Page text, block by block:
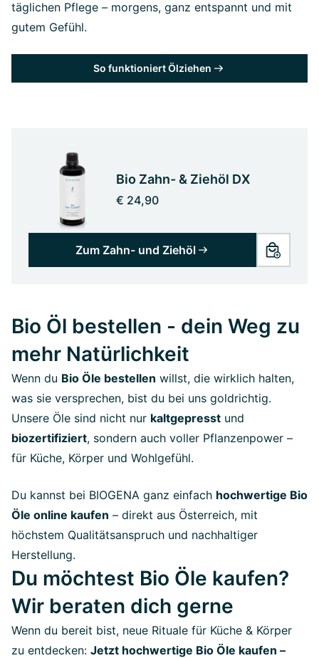
täglichen Pflege – morgens, ganz entspannt und mit
gutem Gefühl.
So funktioniert Ölziehen
Bio Zahn- & Ziehöl DX
€ 24,90
Zum Zahn- und Ziehöl
Bio Öl bestellen - dein Weg zu
mehr Natürlichkeit
Wenn du Bio Öle bestellen willst, die wirklich halten,
was sie versprechen, bist du bei uns goldrichtig.
Unsere Öle sind nicht nur kaltgepresst und
biozertifiziert, sondern auch voller Pflanzenpower –
für Küche, Körper und Wohlgefühl.
Du kannst bei BIOGENA ganz einfach hochwertige Bio
Öle online kaufen – direkt aus Österreich, mit
höchstem Qualitätsanspruch und nachhaltiger
Herstellung.
Du möchtest Bio Öle kaufen?
Wir beraten dich gerne
Wenn du bereit bist, neue Rituale für Küche & Körper
zu entdecken: Jetzt hochwertige Bio Öle kaufen –